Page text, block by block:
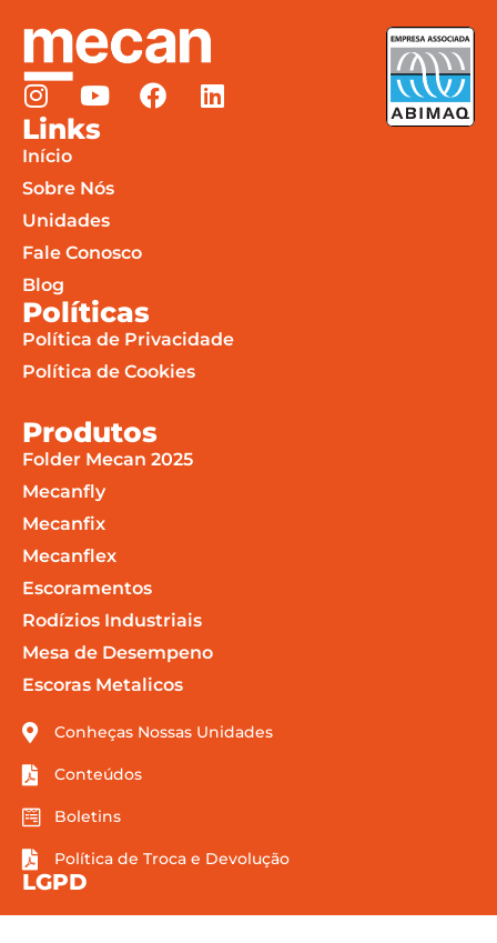
Links
Início
Sobre Nós
Unidades
Fale Conosco
Blog
Políticas
Política de Privacidade
Política de Cookies
Produtos
Folder Mecan 2025
Mecanfly
Mecanfix
Mecanflex
Escoramentos
Rodízios Industriais
Mesa de Desempeno
Escoras Metalicos
Conheças Nossas Unidades
Conteúdos
Boletins
Política de Troca e Devolução
LGPD